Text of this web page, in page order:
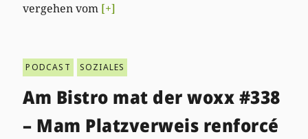
vergehen vom [+]
PODCAST SOZIALES
Am Bistro mat der woxx #338
– Mam Platzverweis renforcé